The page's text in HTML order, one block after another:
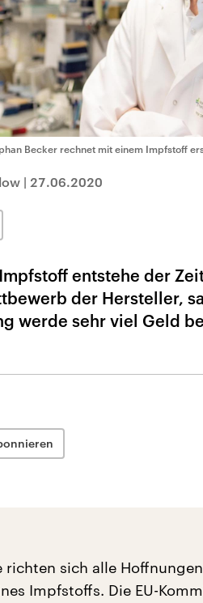
Becker rechnet mit einem Impfstoff
| 27.06.2020
entstehe der
der Hersteller,
werde sehr viel Geld
richten sich alle
Impfstoffs. Die EU-